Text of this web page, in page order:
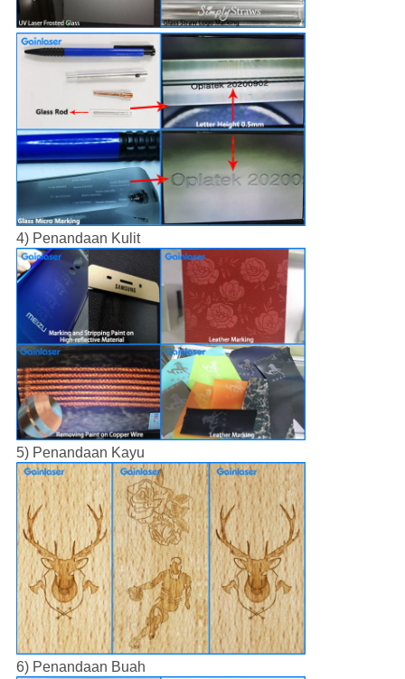
4) Penandaan Kulit
5) Penandaan Kayu
6) Penandaan Buah